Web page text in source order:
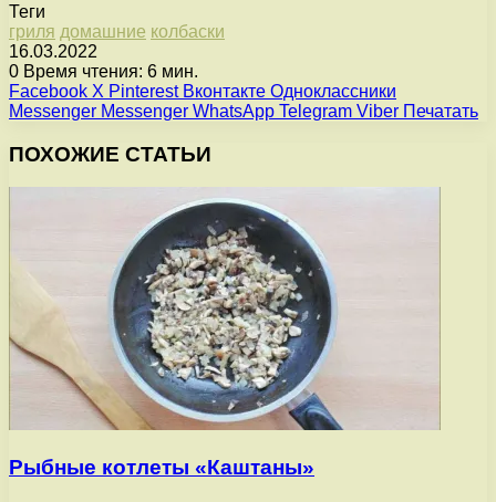
Теги
гриля домашние колбаски
16.03.2022
0 Время чтения: 6 мин.
Facebook X Pinterest Вконтакте Одноклассники
Messenger Messenger WhatsApp Telegram Viber Печатать
ПОХОЖИЕ СТАТЬИ
Рыбные котлеты «Каштаны»